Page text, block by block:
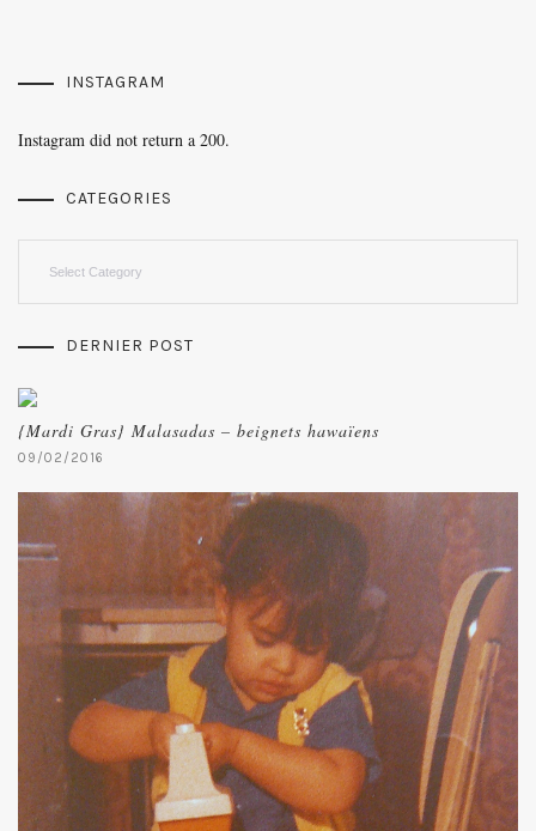
INSTAGRAM
Instagram did not return a 200.
CATEGORIES
DERNIER POST
{Mardi Gras} Malasadas – beignets hawaïens
09/02/2016